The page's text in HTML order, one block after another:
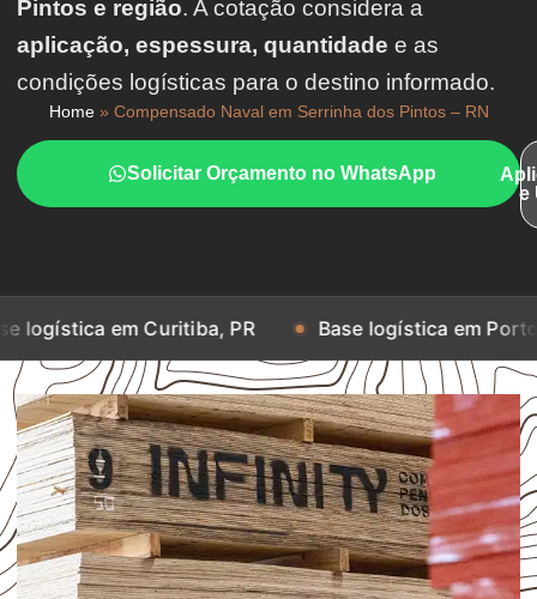
Pintos e região. A cotação considera a
aplicação, espessura, quantidade e as
condições logísticas para o destino informado.
Home» Compensado Naval em Serrinha dos Pintos – RN
Solicitar Orçamento no WhatsApp
e
Curitiba, PR Base logística em Porto Alegre, RS